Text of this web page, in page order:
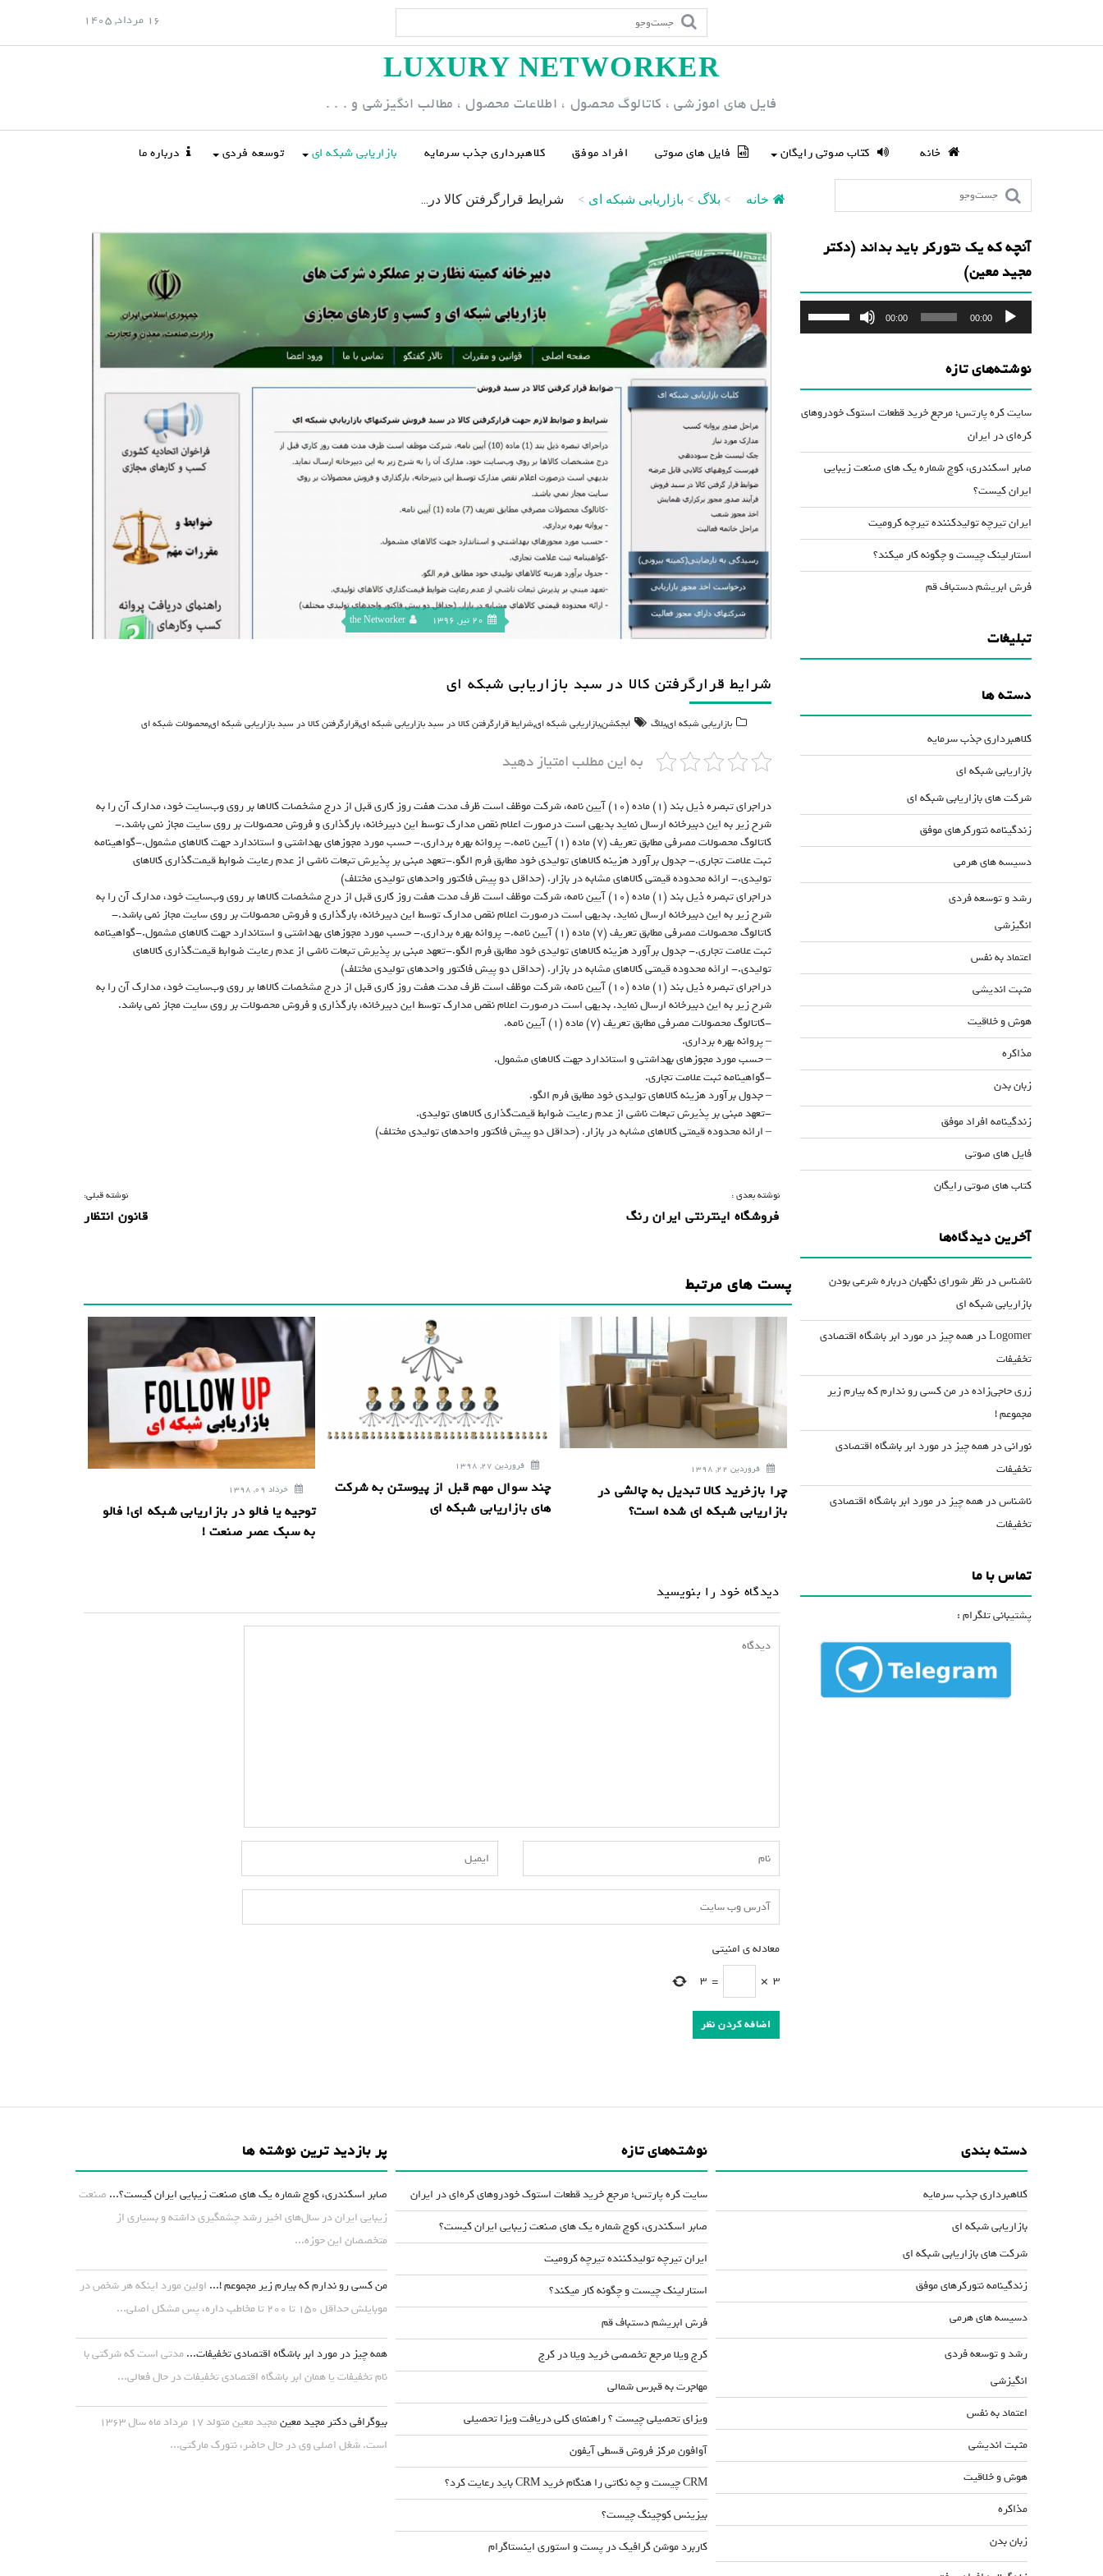
o
16 مرداد, 1405
LUXURY NETWORKER
فایل های اموزشی ، کاتالوگ محصول ، اطلاعات محصول ، مطالب انگیزشی و . . .
خانه کتاب صوتی رایگان فایل های صوتی افراد موفق کلاهبرداری جذب سرمایه بازاریابی شبکه ای توسعه فردی درباره ما
خانه > بلاگ > بازاریابی شبکه ای > شرایط قرارگرفتن کالا در...
20 تیر, 1396 the Networker
شرایط قرارگرفتن کالا در سبد بازاریابی شبکه ای
بازاریابی شبکه ای,بلاگ ابجکشن,بازاریابی شبکه ای,شرايط قرارگرفتن کالا در سبد بازاريابي شبکه اي,قرارگرفتن کالا در سبد بازاريابي شبکه اي,محصولات شبکه ای
به این مطلب امتیاز دهید
دراجرای تبصره ذیل بند (۱) ماده (۱۰) آیین نامه، شرکت موظف است ظرف مدت هفت روز کاری قبل از درج مشخصات کالاها بر روی وب‌سایت خود، مدارک آن را به
شرح زیر به این دبیرخانه ارسال نماید بدیهی است درصورت اعلام نقص مدارک توسط این دبیرخانه، بارگذاری و فروش محصولات بر روی سایت مجاز نمی باشد.-
کاتالوگ محصولات مصرفی مطابق تعریف (۷) ماده (۱) آیین نامه.- پروانه بهره برداری.- حسب مورد مجوزهای بهداشتی و استاندارد جهت کالاهای مشمول.-گواهینامه
ثبت علامت تجاری.- جدول برآورد هزینه کالاهای تولیدی خود مطابق فرم الگو.-تعهد مبنی بر پذیرش تبعات ناشی از عدم رعایت ضوابط قیمت‌گذاری کالاهای
تولیدی.- ارائه محدوده قیمتی کالاهای مشابه در بازار. (حداقل دو پیش فاکتور واحدهای تولیدی مختلف)
دراجرای تبصره ذیل بند (۱) ماده (۱۰) آیین نامه، شرکت موظف است ظرف مدت هفت روز کاری قبل از درج مشخصات کالاها بر روی وب‌سایت خود، مدارک آن را به
شرح زیر به این دبیرخانه ارسال نماید. بدیهی است درصورت اعلام نقص مدارک توسط این دبیرخانه، بارگذاری و فروش محصولات بر روی سایت مجاز نمی باشد.-
کاتالوگ محصولات مصرفی مطابق تعریف (۷) ماده (۱) آیین نامه.- پروانه بهره برداری.- حسب مورد مجوزهای بهداشتی و استاندارد جهت کالاهای مشمول.-گواهینامه
ثبت علامت تجاری.- جدول برآورد هزینه کالاهای تولیدی خود مطابق فرم الگو.-تعهد مبنی بر پذیرش تبعات ناشی از عدم رعایت ضوابط قیمت‌گذاری کالاهای
تولیدی.- ارائه محدوده قیمتی کالاهای مشابه در بازار. (حداقل دو پیش فاکتور واحدهای تولیدی مختلف)
دراجرای تبصره ذیل بند (۱) ماده (۱۰) آیین نامه، شرکت موظف است ظرف مدت هفت روز کاری قبل از درج مشخصات کالاها بر روی وب‌سایت خود، مدارک آن را به
شرح زیر به این دبیرخانه ارسال نماید. بدیهی است درصورت اعلام نقص مدارک توسط این دبیرخانه، بارگذاری و فروش محصولات بر روی سایت مجاز نمی باشد.
-کاتالوگ محصولات مصرفی مطابق تعریف (۷) ماده (۱) آیین نامه.
– پروانه بهره برداری.
– حسب مورد مجوزهای بهداشتی و استاندارد جهت کالاهای مشمول.
-گواهینامه ثبت علامت تجاری.
– جدول برآورد هزینه کالاهای تولیدی خود مطابق فرم الگو.
-تعهد مبنی بر پذیرش تبعات ناشی از عدم رعایت ضوابط قیمت‌گذاری کالاهای تولیدی.
– ارائه محدوده قیمتی کالاهای مشابه در بازار. (حداقل دو پیش فاکتور واحدهای تولیدی مختلف)
ر
ا
ر
ی
ش
ت
ه
نوشته قبلی:
قانون انتظار
نوشته بعدی :
فروشگاه اینترنتی ایران رنگ
پست های مرتبط
خرداد 09, 1398
توجیه یا فالو در بازاریابی شبکه ای! فالو
به سبک عصر صنعت !
فروردین 27, 1398
چند سوال مهم قبل از پیوستن به شرکت
های بازاریابی شبکه ای
فروردین 22, 1398
چرا بازخرید کالا تبدیل به چالشی در
بازاریابی شبکه ای شده است؟
دیدگاه خود را بنویسید
معادله ی امنیتی
3
×
=
3
آنچه که یک نتورکر باید بداند (دکتر
مجید معین)
پخش‌کننده
صوت
00:00
00:00
برای
افزایش
کلیدهای
استفاده
نوشته‌های تازه
سایت کره پارتس؛ مرجع خرید قطعات استوک خودروهای
کره‌ای در ایران
صابر اسکندری، کوچ شماره یک های صنعت زیبایی
ایران کیست؟
ایران تیرچه تولیدکننده تیرچه کرومیت
استارلینک چیست و چگونه کار میکند؟
فرش ابریشم دستباف قم
تبلیغات
دسته ها
کلاهبرداری جذب سرمایه
بازاریابی شبکه ای
شرکت های بازاریابی شبکه ای
زندگینامه نتورکرهای موفق
دسیسه های هرمی
رشد و توسعه فردی
انگیزشی
اعتماد به نفس
مثبت اندیشی
هوش و خلاقیت
مذاکره
زبان بدن
زندگینامه افراد موفق
فایل های صوتی
کتاب های صوتی رایگان
آخرین دیدگاه‌ها
ناشناسدر نظر شورای نگهبان درباره شرعی بودن
بازاریابی شبکه ای
Logomerدر همه چیز در مورد ابر باشگاه اقتصادی
تخفیفات
زری حاجی‌زادهدر من کسی رو ندارم که بیارم زیر
مجموعم !
نورانیدر همه چیز در مورد ابر باشگاه اقتصادی
تخفیفات
ناشناسدر همه چیز در مورد ابر باشگاه اقتصادی
تخفیفات
تماس با ما
پشتیبانی تلگرام :
پر بازدید ترین نوشته ها
صابر اسکندری، کوچ شماره یک های صنعت زیبایی ایران کیست؟... صنعت
زیبایی ایران در سال‌های اخیر رشد چشمگیری داشته و بسیاری از
متخصصان این حوزه...
من کسی رو ندارم که بیارم زیر مجموعم !... اولین مورد اینکه هر شخص در
موبایلش حداقل ۱۵۰ تا ۲۰۰ تا مخاطب داره، پس مشکل اصلی...
همه چیز در مورد ابر باشگاه اقتصادی تخفیفات...مدتی است که شرکتی با
نام تخفیفات یا همان ابر باشگاه اقتصادی تخفیفات در حال فعالی...
بیوگرافی دکتر مجید معین
مجید معین متولد ۱۷ مرداد ماه سال ۱۳۶۳
است. شغل اصلی وی در حال حاضر، نتورک مارکتی...
نوشته‌های تازه
سایت کره پارتس؛ مرجع خرید قطعات استوک خودروهای کره‌ای در ایران
صابر اسکندری، کوچ شماره یک های صنعت زیبایی ایران کیست؟
ایران تیرچه تولیدکننده تیرچه کرومیت
استارلینک چیست و چگونه کار میکند؟
فرش ابریشم دستباف قم
کرج ویلا مرجع تخصصی خرید ویلا در کرج
مهاجرت به قبرس شمالی
ویزای تحصیلی چیست ؟ راهنمای کلی دریافت ویزا تحصیلی
آوافون مرکز فروش قسطی آیفون
CRM چیست و چه نکاتی را هنگام خرید CRM باید رعایت کرد؟
بیزینس کوچینگ چیست؟
کاربرد موشن گرافیک در پست و استوری اینستاگرام
دسته بندی
کلاهبرداری جذب سرمایه
بازاریابی شبکه ای
شرکت های بازاریابی شبکه ای
زندگینامه نتورکرهای موفق
دسیسه های هرمی
رشد و توسعه فردی
انگیزشی
اعتماد به نفس
مثبت اندیشی
هوش و خلاقیت
مذاکره
زبان بدن